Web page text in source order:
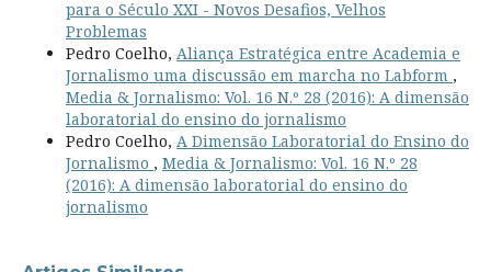
para o Século XXI - Novos Desafios, Velhos
Problemas
Pedro Coelho, Aliança Estratégica entre Academia e
Jornalismo uma discussão em marcha no Labform ,
Media & Jornalismo: Vol. 16 N.º 28 (2016): A dimensão
laboratorial do ensino do jornalismo
Pedro Coelho, A Dimensão Laboratorial do Ensino do
Jornalismo , Media & Jornalismo: Vol. 16 N.º 28
(2016): A dimensão laboratorial do ensino do
jornalismo